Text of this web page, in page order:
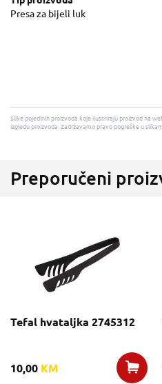
Presa za bijeli luk
Slike pojedinih proizvoda koje ilustriraju proizvod na
izgledu proizvoda. Zadržavamo pravo pogreške u
Preporučeni
Tefal hvataljka 2745312
10,00 KM